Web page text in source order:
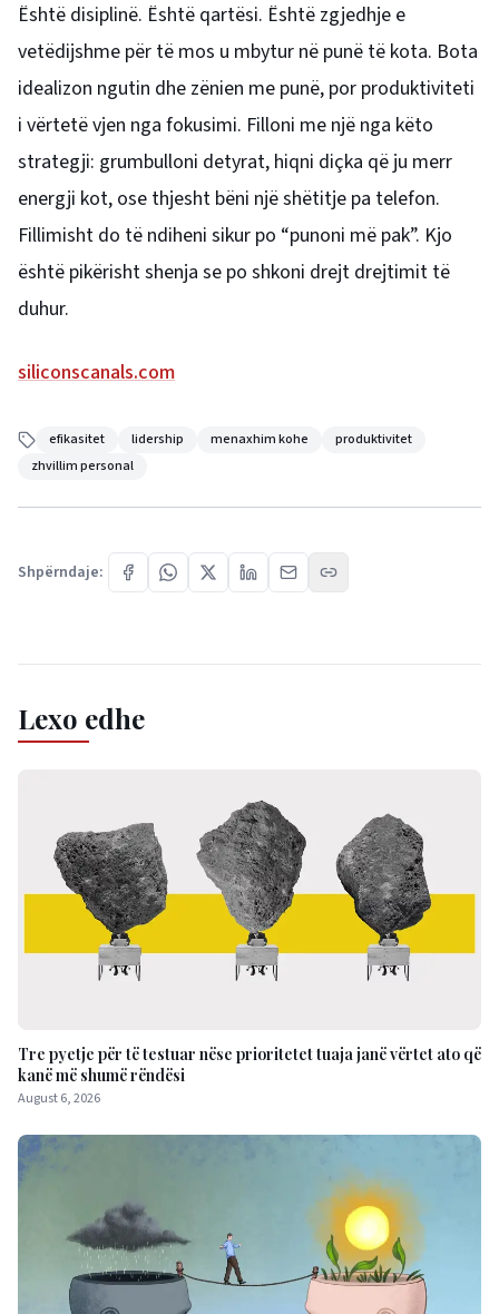
Është disiplinë. Është qartësi. Është zgjedhje e
vetëdijshme për të mos u mbytur në punë të kota. Bota
idealizon ngutin dhe zënien me punë, por produktiviteti
i vërtetë vjen nga fokusimi. Filloni me një nga këto
strategji: grumbulloni detyrat, hiqni diçka që ju merr
energji kot, ose thjesht bëni një shëtitje pa telefon.
Fillimisht do të ndiheni sikur po “punoni më pak”. Kjo
është pikërisht shenja se po shkoni drejt drejtimit të
duhur.
siliconscanals.com
efikasitet lidership menaxhim kohe
produktivitet
zhvillim personal
Shpërndaje:
Lexo edhe
Tre pyetje për të testuar nëse prioritetet tuaja janë vërtet ato që
kanë më shumë rëndësi
August 6, 2026